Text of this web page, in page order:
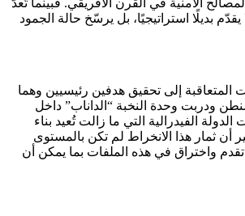
الأمنية في القرن الأفريقي. فبينما تُعدّ
بديلًا استراتيجيًا، بل يرسّخ حالة الجمود
الإدارات المتعاقبة إلى تحقيق هدفين رئيسيين وهما
ودربت وحدة النخبة “الداناب” داخل
الفيدرالية التي ما زالت تُعيد بناء
غير أن ثمار هذا الانخراط لم تكن بالمستوى
واختراق في هذه الملفات بما يمكن أن